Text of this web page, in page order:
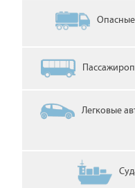
Легковые